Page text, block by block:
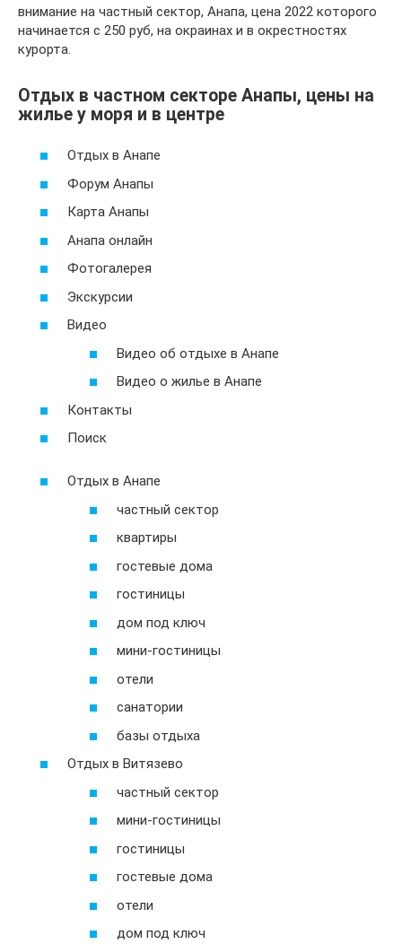
внимание на частный сектор, Анапа, цена 2022 которого
начинается с 250 руб, на окраинах и в окрестностях
курорта.
Отдых в частном секторе Анапы, цены на
жилье у моря и в центре
Отдых в Анапе
Форум Анапы
Карта Анапы
Анапа онлайн
Фотогалерея
Экскурсии
Видео
Видео об отдыхе в Анапе
Видео о жилье в Анапе
Контакты
Поиск
Отдых в Анапе
частный сектор
квартиры
гостевые дома
гостиницы
дом под ключ
мини-гостиницы
отели
санатории
базы отдыха
Отдых в Витязево
частный сектор
мини-гостиницы
гостиницы
гостевые дома
отели
дом под ключ